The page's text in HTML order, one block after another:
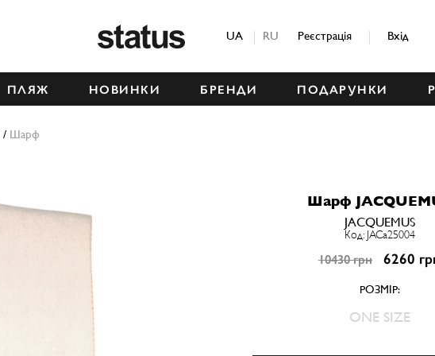
UA RU Реєстрація Вхід
ПЛЯЖ НОВИНКИ БРЕНДИ ПОДАРУНКИ
/ Шарф
Шарф
JACQUEMUS
Код: JACa25004
10430 грн 6260
РОЗМІР:
ONE SIZE